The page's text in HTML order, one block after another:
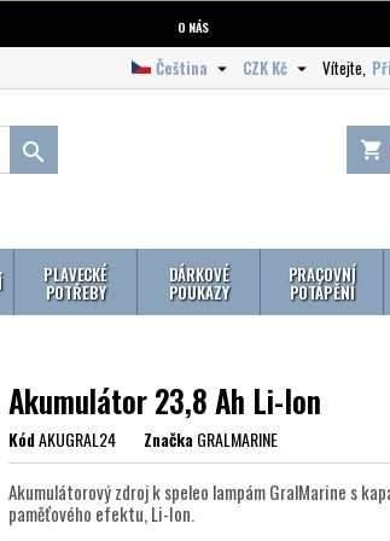
O NÁS
Vítejte,
CZK Kč 
Čeština 
shopping_cart

PLAVECKÉ
POTŘEBY
DÁRKOVÉ
POUKAZY
PRACOVNÍ
POTÁPĚNÍ
Akumulátor 23,8 Ah Li-Ion
KódAKUGRAL24 ZnačkaGRALMARINE
Akumulátorový zdroj k speleo lampám GralMarine s
paměťového efektu, Li-Ion.